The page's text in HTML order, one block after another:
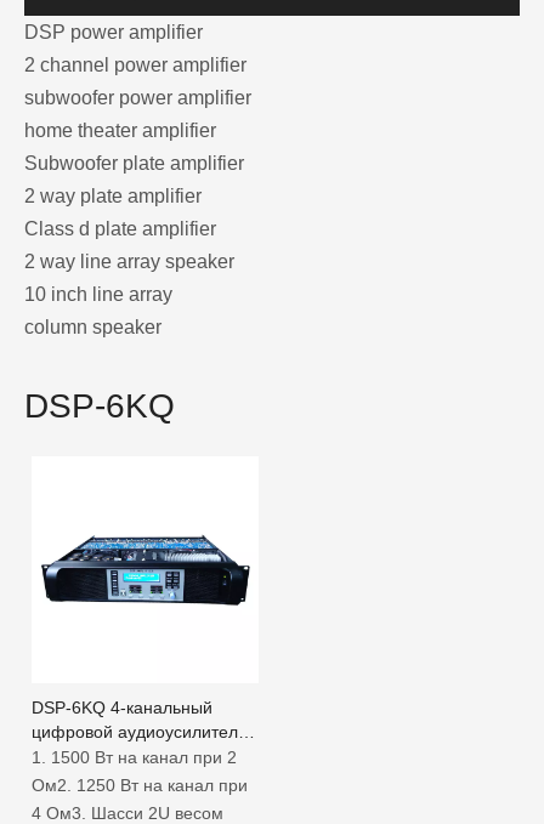
DSP power amplifier
2 channel power amplifier
subwoofer power amplifier
home theater amplifier
Subwoofer plate amplifier
2 way plate amplifier
Class d plate amplifier
2 way line array speaker
10 inch line array
column speaker
DSP-6KQ
DSP-6KQ 4-канальный
цифровой аудиоусилитель
DSP для системы
управления динамиками
1. 1500 Вт на канал при 2
Ом2. 1250 Вт на канал при
4 Ом3. Шасси 2U весом